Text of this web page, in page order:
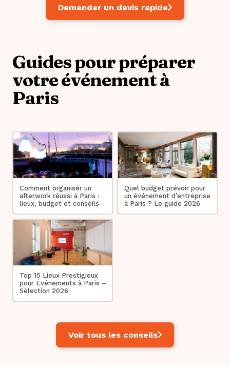
Demander un devis rapide
Guides pour préparer
votre événement à
Paris
Comment organiser un
afterwork réussi à Paris :
lieux, budget et conseils
Quel budget prévoir pour
un événement d’entreprise
à Paris ? Le guide 2026
Top 15 Lieux Prestigieux
pour Événements à Paris –
Sélection 2026
Voir tous les conseils